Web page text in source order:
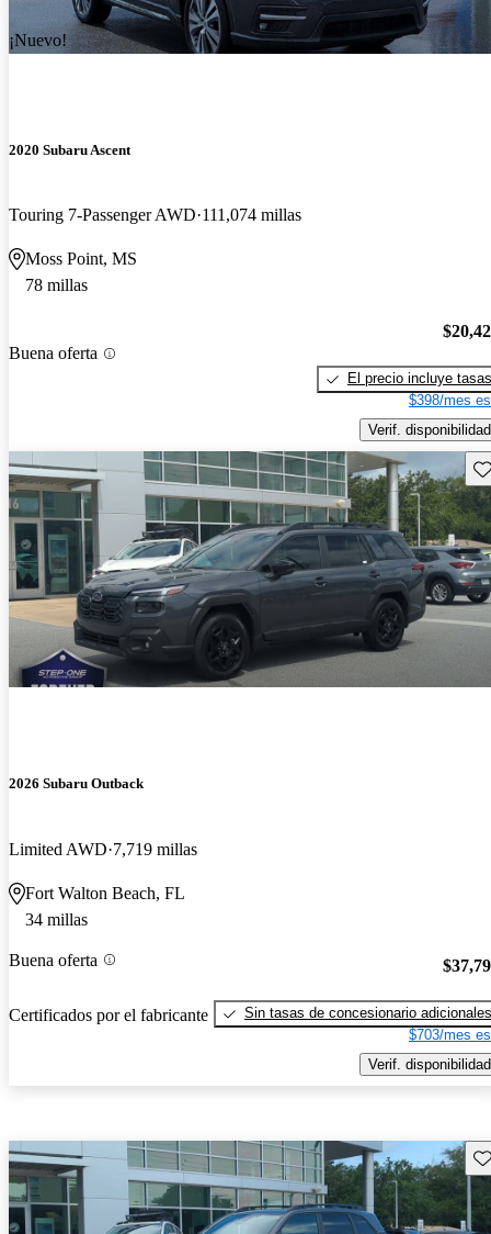
¡Nuevo!
2020 Subaru Ascent
Touring 7-Passenger AWD 111,074 millas
Moss Point, MS
78 millas
Buena oferta
El precio incluye tasas
$398/mes
Verif. disponibilidad
2026 Subaru Outback
Limited AWD 7,719 millas
Fort Walton Beach, FL
34 millas
Buena oferta
Certificados por el fabricante
Sin tasas de concesionario adicionales
$703/mes
Verif. disponibilidad